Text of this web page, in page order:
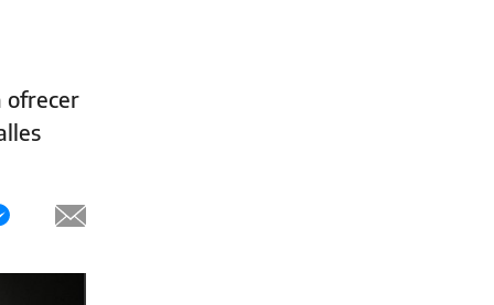
ofrecer